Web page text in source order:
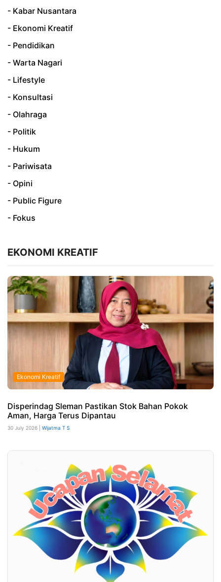
- Kabar Nusantara
- Ekonomi Kreatif
- Pendidikan
- Warta Nagari
- Lifestyle
- Konsultasi
- Olahraga
- Politik
- Hukum
- Pariwisata
- Opini
- Public Figure
- Fokus
EKONOMI KREATIF
Ekonomi Kreatif
Disperindag Sleman Pastikan Stok Bahan Pokok
Aman, Harga Terus Dipantau
30 July 2026 | Wijatma T S